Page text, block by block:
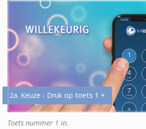
2a. Keuze - Druk op toets 1 +
Toets nummer 1 in.